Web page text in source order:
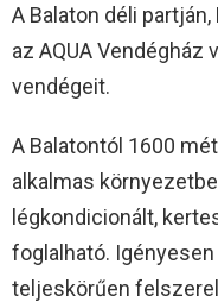
A Balaton déli
az AQUA Vendégház
vendégeit.
A Balatontól 1600
alkalmas
légkondicionált,
foglalható.
teljeskörűen